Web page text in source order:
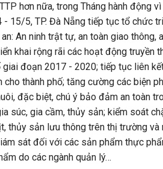
hơn nữa, trong Tháng hành động
15/5, TP. Đà Nẵng tiếp tục tổ chức
An ninh trật tự, an toàn giao thông,
khai rộng rãi các hoạt động truyền
giai đoạn 2017 - 2020; tiếp tục liên
thành phố; tăng cường các biện
đặc biệt, chú ý bảo đảm an toàn
súc, gia cầm, thủy sản; kiểm soát
thủy sản lưu thông trên thị trường và
sát đối với các sản phẩm thực
do các ngành quản lý…